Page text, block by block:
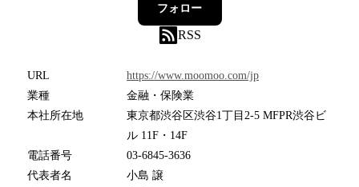
フォロー
RSS
URL
https://www.moomoo.com/jp
業種
金融・保険業
本社所在地
東京都渋谷区渋谷1丁目2-5 MFPR渋谷ビ
ル 11F・14F
電話番号
03-6845-3636
代表者名
小島 譲